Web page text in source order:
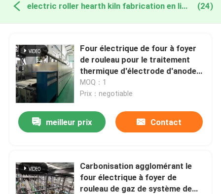
electric roller hearth kiln fabrication en ligne (24)
Four électrique de four à foyer
de rouleau pour le traitement
thermique d'électrode d'anode
et de cathode de batterie au
lithium
MOQ：1
Prix：negotiable
meilleur prix Contact
Carbonisation agglomérant le
four électrique à foyer de
rouleau de gaz de système de